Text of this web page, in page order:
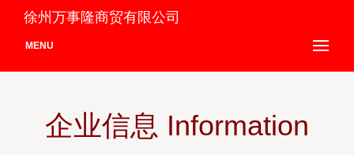
徐州万事隆商贸有限公司
MENU
企业信息 Information